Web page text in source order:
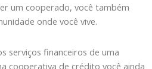
um cooperado, você também
onde você vive.
serviços financeiros de uma
cooperativa de crédito você ainda